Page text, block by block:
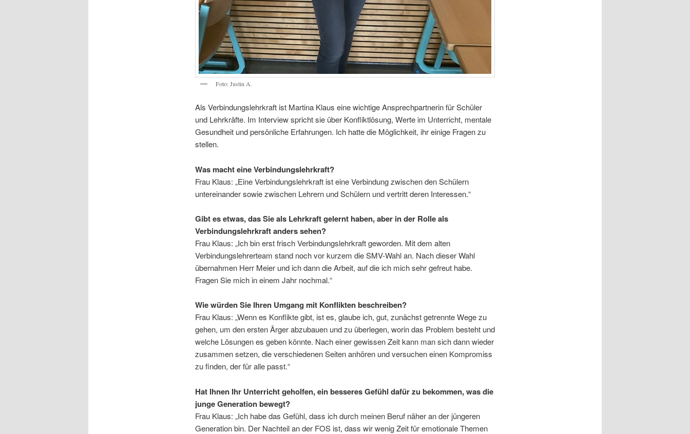
Foto: Justin A.
Als Verbindungslehrkraft ist Martina Klaus eine wichtige Ansprechpartnerin für Schüler
und Lehrkräfte. Im Interview spricht sie über Konfliktlösung, Werte im Unterricht, mentale
Gesundheit und persönliche Erfahrungen. Ich hatte die Möglichkeit, ihr einige Fragen zu
stellen.
Was macht eine Verbindungslehrkraft?
Frau Klaus: „Eine Verbindungslehrkraft ist eine Verbindung zwischen den Schülern
untereinander sowie zwischen Lehrern und Schülern und vertritt deren Interessen.“
Gibt es etwas, das Sie als Lehrkraft gelernt haben, aber in der Rolle als
Verbindungslehrkraft anders sehen?
Frau Klaus: „Ich bin erst frisch Verbindungslehrkraft geworden. Mit dem alten
Verbindungslehrerteam stand noch vor kurzem die SMV-Wahl an. Nach dieser Wahl
übernahmen Herr Meier und ich dann die Arbeit, auf die ich mich sehr gefreut habe.
Fragen Sie mich in einem Jahr nochmal.“
Wie würden Sie Ihren Umgang mit Konflikten beschreiben?
Frau Klaus: „Wenn es Konflikte gibt, ist es, glaube ich, gut, zunächst getrennte Wege zu
gehen, um den ersten Ärger abzubauen und zu überlegen, worin das Problem besteht und
welche Lösungen es geben könnte. Nach einer gewissen Zeit kann man sich dann wieder
zusammen setzen, die verschiedenen Seiten anhören und versuchen einen Kompromiss
zu finden, der für alle passt.“
Hat Ihnen Ihr Unterricht geholfen, ein besseres Gefühl dafür zu bekommen, was die
junge Generation bewegt?
Frau Klaus: „Ich habe das Gefühl, dass ich durch meinen Beruf näher an der jüngeren
Generation bin. Der Nachteil an der FOS ist, dass wir wenig Zeit für emotionale Themen